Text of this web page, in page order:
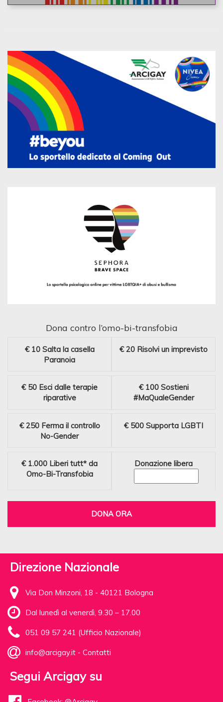
Dona contro l’omo-bi-transfobia
€ 10 Salta la casella
Paranoia
€ 20 Risolvi un imprevisto
€ 50 Esci dalle terapie
riparative
€ 100 Sostieni
#MaQualeGender
€ 250 Ferma il controllo
No-Gender
€ 500 Supporta LGBTI
€ 1.000 Liberi tutt* da
Omo-Bi-Transfobia
Donazione libera
DONA ORA
Direzione Nazionale
Via Don Minzoni, 18 - 40121 Bologna
Dal lunedì al venerdì, 9.30 – 17.00
051 09 57 241 (Ufficio Nazionale)
info@arcigay.it - Contatti
Segui Arcigay su